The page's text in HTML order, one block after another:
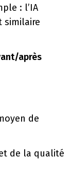
: l’IA
similaire
après
de
de la qualité